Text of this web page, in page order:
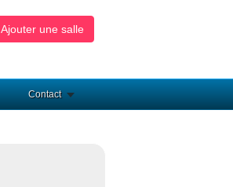
Ajouter une salle
Contact